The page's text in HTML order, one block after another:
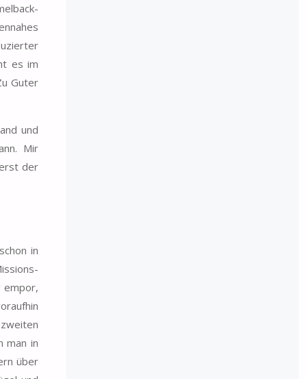
es im
Guter
und
Mir
der
in
empor,
man in
über